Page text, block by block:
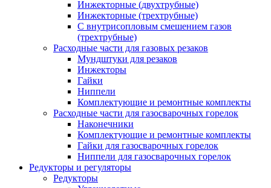
Инжекторные (двухтрубные)
Инжекторные (трехтрубные)
С внутрисопловым смешением газов
(трехтрубные)
Расходные части для газовых резаков
Мундштуки для резаков
Инжекторы
Гайки
Ниппели
Комплектующие и ремонтные комплекты
Расходные части для газосварочных горелок
Наконечники
Комплектующие и ремонтные комплекты
Гайки для газосварочных горелок
Ниппели для газосварочных горелок
Редукторы и регуляторы
Редукторы